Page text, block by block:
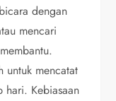
dengan
mencari
untuk mencatat
hari. Kebiasaan